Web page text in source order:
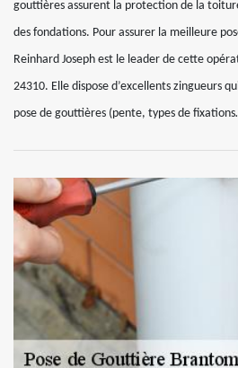
gouttières assurent la protection de la
des fondations. Pour assurer la meilleure
Reinhard Joseph est le leader de cette
24310. Elle dispose d’excellents zingueurs
pose de gouttières (pente, types de